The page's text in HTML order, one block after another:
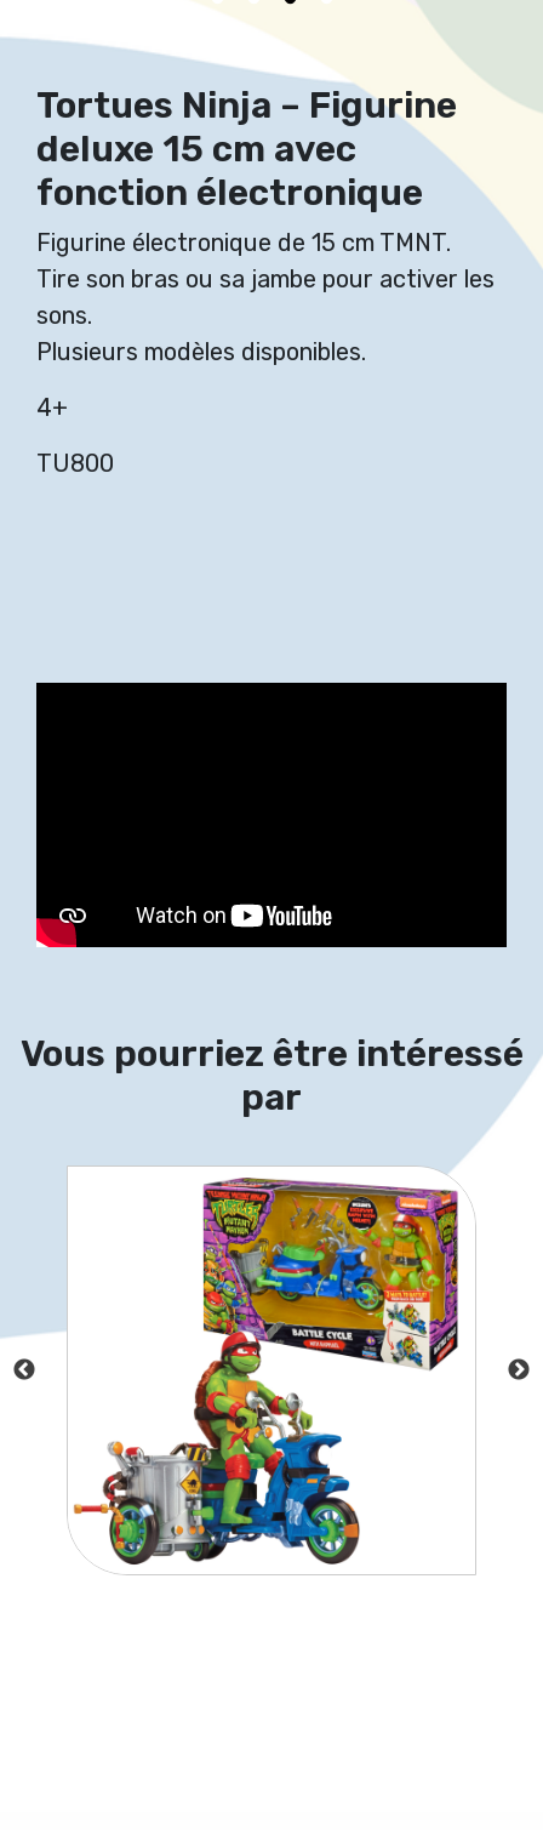
Tortues Ninja – Figurine
deluxe 15 cm avec
fonction électronique
Figurine électronique de 15 cm TMNT.
Tire son bras ou sa jambe pour activer les
sons.
Plusieurs modèles disponibles.
4+
TU800
Vous pourriez être intéressé
par